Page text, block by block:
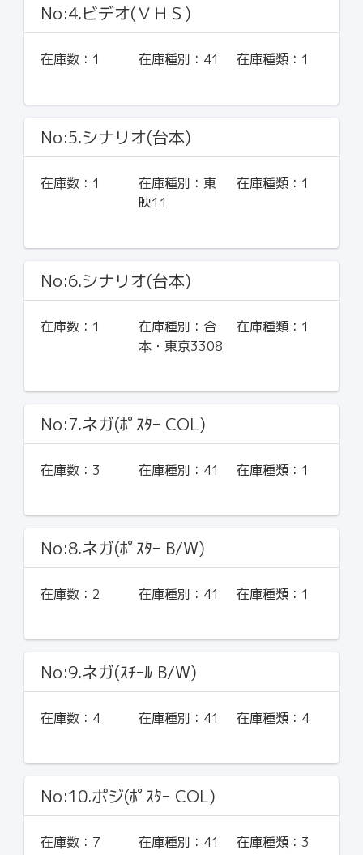
No:4.ビデオ(ＶＨＳ)
在庫数： 1 在庫種別： 41 在庫種類： 1
No:5.シナリオ(台本)
在庫数： 1 在庫種別： 東
映11
在庫種類： 1
No:6.シナリオ(台本)
在庫数： 1 在庫種別： 合
本・東京3308
在庫種類： 1
No:7.ネガ(ﾎﾟｽﾀｰ COL)
在庫数： 3 在庫種別： 41 在庫種類： 1
No:8.ネガ(ﾎﾟｽﾀｰ B/W)
在庫数： 2 在庫種別： 41 在庫種類： 1
No:9.ネガ(ｽﾁｰﾙ B/W)
在庫数： 4 在庫種別： 41 在庫種類： 4
No:10.ポジ(ﾎﾟｽﾀｰ COL)
在庫数： 7 在庫種別： 41 在庫種類： 3